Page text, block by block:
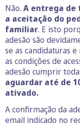
Não. A entrega de
a aceitação do
familiar. E isto
adesão são
se as candidaturas
as condições de
adesão cumprir
aguardar até de
ativado.
A confirmação da
email indicado no